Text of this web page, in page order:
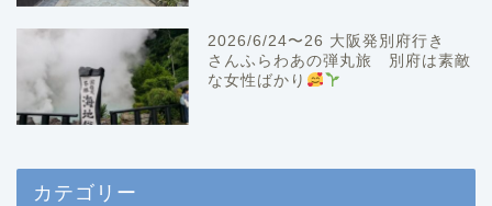
2026/6/24〜26 大阪発別府行き
さんふらわあの弾丸旅 別府は素敵
な女性ばかり
カテゴリー